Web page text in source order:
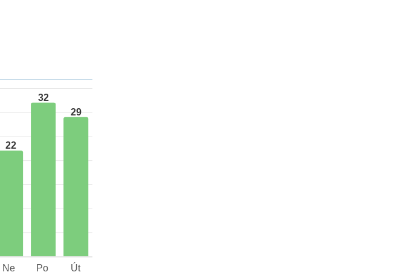
22
32
29
Ne Po Út